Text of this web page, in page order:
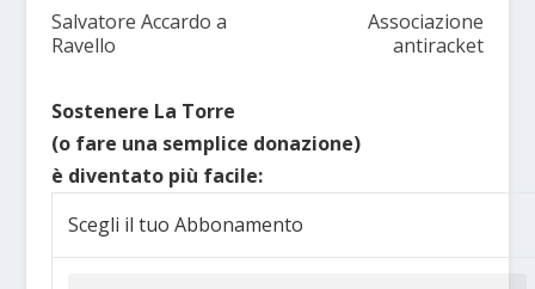
Salvatore Accardo a
Ravello
Associazione
antiracket
Sostenere La Torre
(o fare una semplice donazione)
è diventato più facile:
Scegli il tuo Abbonamento